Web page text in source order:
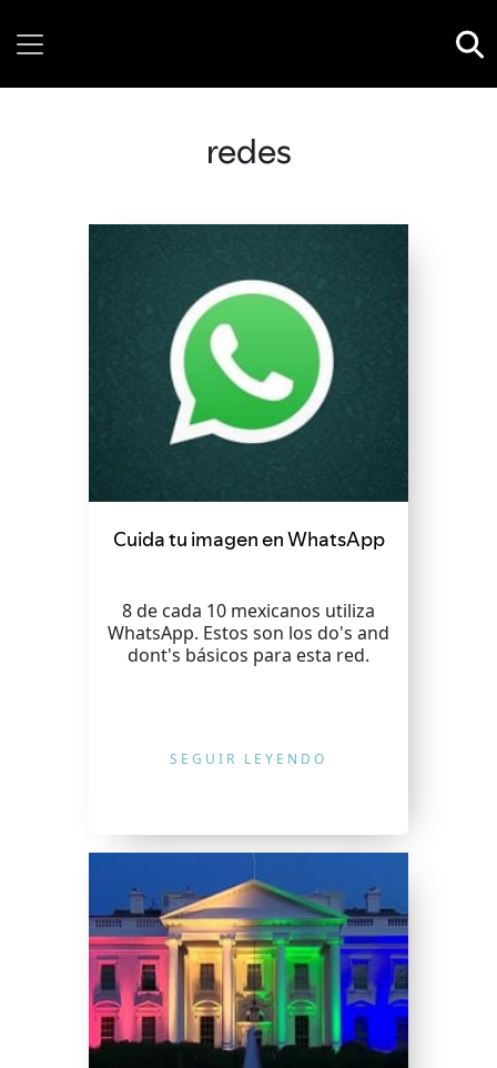
redes
Cuida tu imagen en WhatsApp
8 de cada 10 mexicanos utiliza
WhatsApp. Estos son los do's and
dont's básicos para esta red.
SEGUIR LEYENDO